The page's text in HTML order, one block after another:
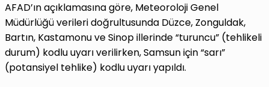
AFAD’ın açıklamasına göre, Meteoroloji Genel
Müdürlüğü verileri doğrultusunda Düzce, Zonguldak,
Bartın, Kastamonu ve Sinop illerinde “turuncu” (tehlikeli
durum) kodlu uyarı verilirken, Samsun için “sarı”
(potansiyel tehlike) kodlu uyarı yapıldı.